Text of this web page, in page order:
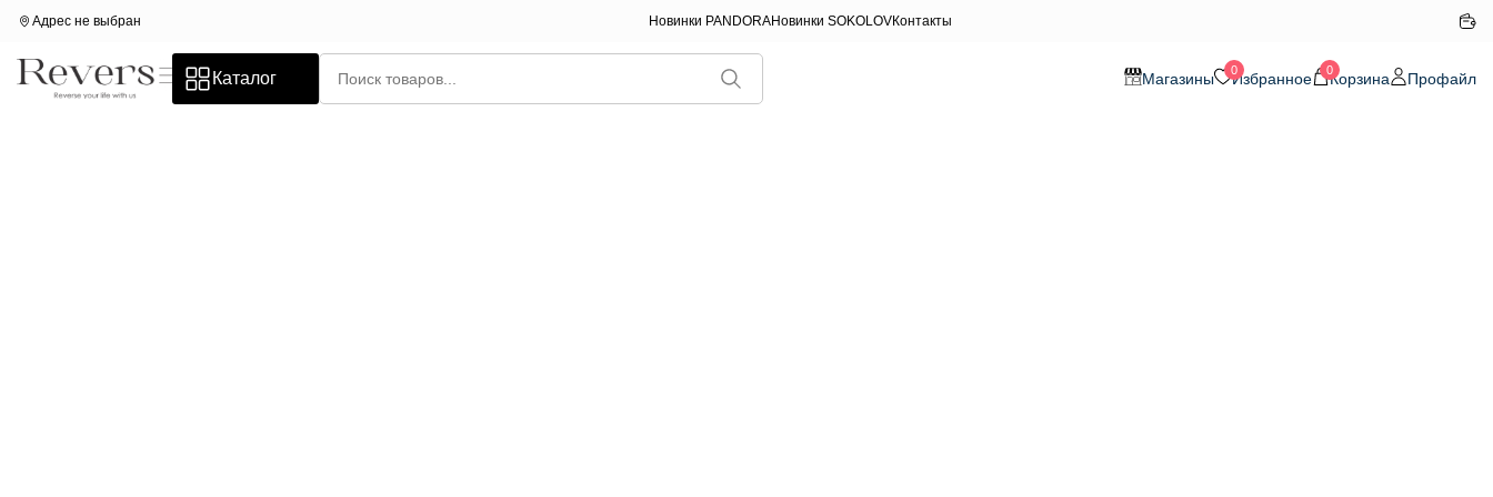
Адрес не выбран Новинки PANDORAНовинки SOKOLOVКонтакты
Каталог Магазины 0Избранное 0Корзина Профайл